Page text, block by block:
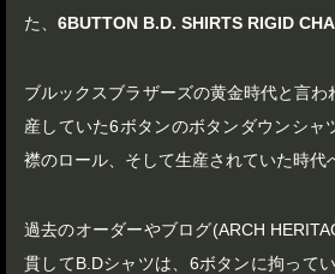
た、 6BUTTON B.D. SHIRTS RIGID
ブルックスブラザーズの黄金時代と言
産していた6ボタンのボタンダウンシャ
襟のロール、そして生産されていた時代
過去のオーダーやブログ(ARCH
貫してB.Dシャツは、6ボタンに拘って